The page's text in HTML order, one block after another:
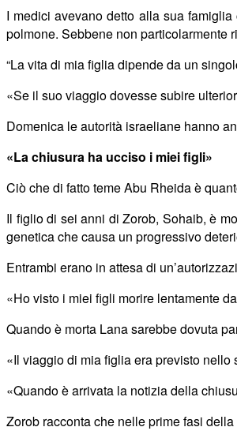
I medici avevano detto alla sua
polmone. Sebbene non particolarmente
“La vita di mia figlia dipende da un
«Se il suo viaggio dovesse subire
Domenica le autorità israeliane hanno
«La chiusura ha ucciso i miei figli»
Ciò che di fatto teme Abu Rheida è
Il figlio di sei anni di Zorob, Sohaib, è
genetica che causa un progressivo
Entrambi erano in attesa di
«Ho visto i miei figli morire lentamente
Quando è morta Lana sarebbe dovuta
«Il viaggio di mia figlia era previsto
«Quando è arrivata la notizia della
Zorob racconta che nelle prime fasi